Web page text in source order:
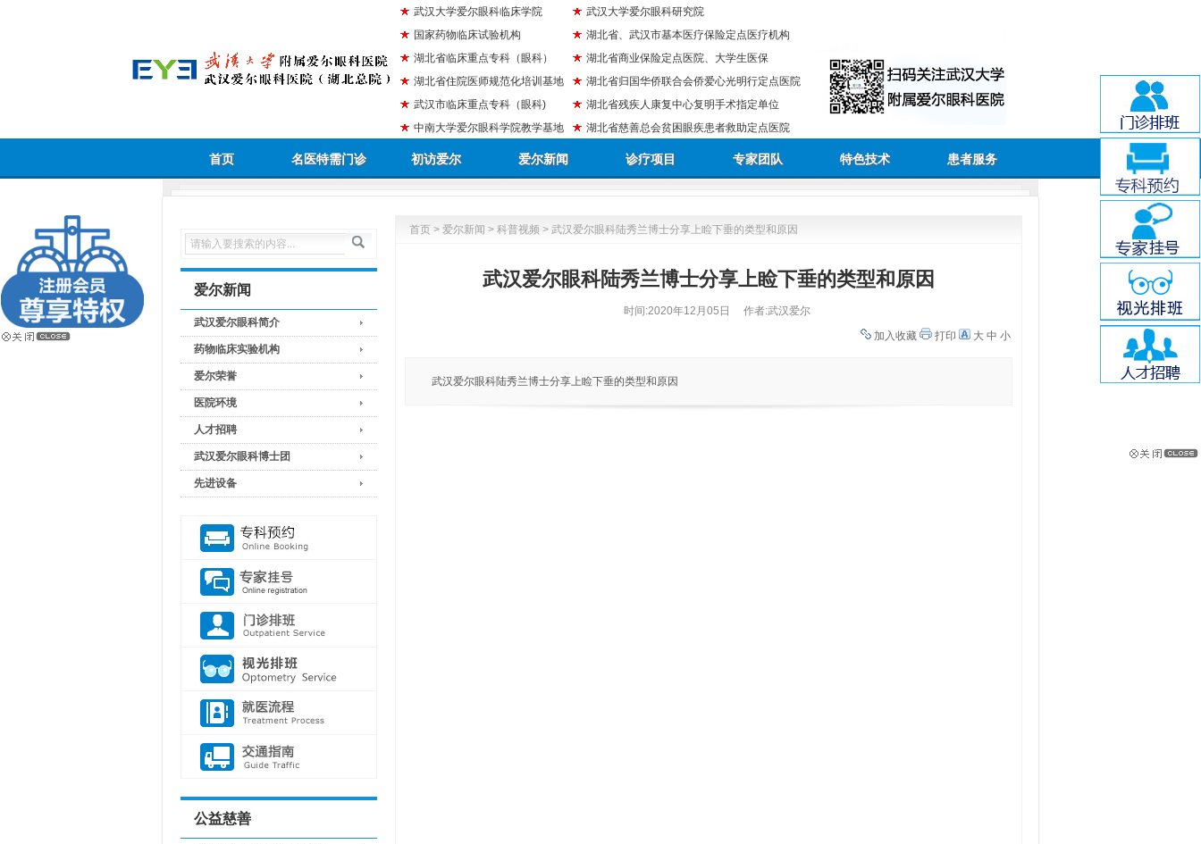
武汉大学爱尔眼科临床学院
国家药物临床试验机构
湖北省临床重点专科（眼科）
湖北省住院医师规范化培训基地
武汉市临床重点专科（眼科)
中南大学爱尔眼科学院教学基地
武汉大学爱尔眼科研究院
湖北省、武汉市基本医疗保险定点医疗机构
湖北省商业保险定点医院、大学生医保
湖北省归国华侨联合会侨爱心光明行定点医院
湖北省残疾人康复中心复明手术指定单位
湖北省慈善总会贫困眼疾患者救助定点医院
首页 名医特需门诊 初访爱尔 爱尔新闻 诊疗项目 专家团队 特色技术 患者服务
爱尔新闻
武汉爱尔眼科简介
药物临床实验机构
爱尔荣誉
医院环境
人才招聘
武汉爱尔眼科博士团
先进设备
公益慈善
首页 > 爱尔新闻 > 科普视频 > 武汉爱尔眼科陆秀兰博士分享上睑下垂的类型和原因
武汉爱尔眼科陆秀兰博士分享上睑下垂的类型和原因
时间:2020年12月05日
作者:武汉爱尔
加入收藏
打印 大 中 小
武汉爱尔眼科陆秀兰博士分享上睑下垂的类型和原因